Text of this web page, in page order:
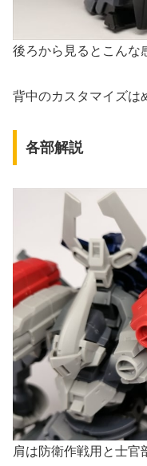
後ろから見るとこんな
背中のカスタマイズは
各部解説
肩は防衛作戦用と士官